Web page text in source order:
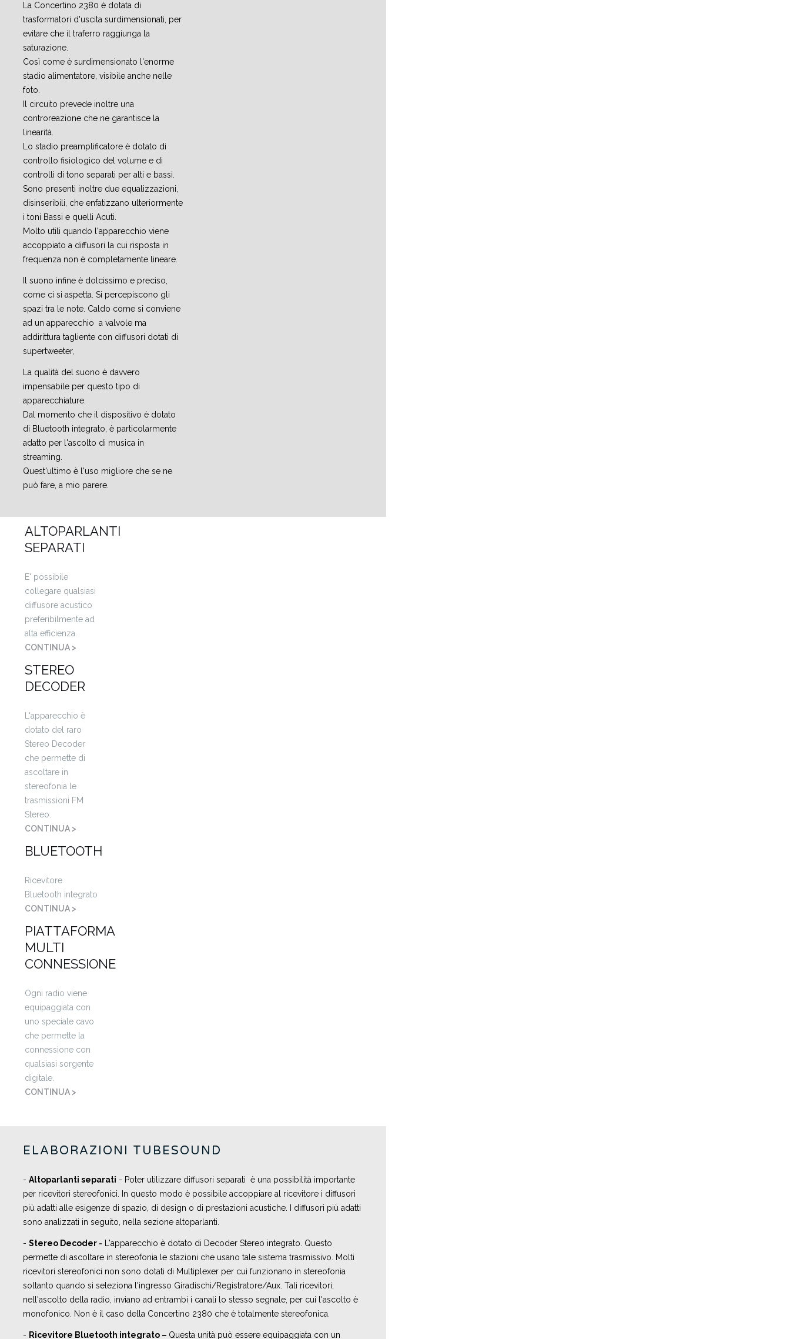
La Concertino 2380 è dotata di
trasformatori d'uscita surdimensionati, per
evitare che il traferro raggiunga la
saturazione.
Così come è surdimensionato l'enorme
stadio alimentatore, visibile anche nelle
foto.
Il circuito prevede inoltre una
controreazione che ne garantisce la
linearità.
Lo stadio preamplificatore è dotato di
controllo fisiologico del volume e di
controlli di tono separati per alti e bassi.
Sono presenti inoltre due equalizzazioni,
disinseribili, che enfatizzano ulteriormente
i toni Bassi e quelli Acuti.
Molto utili quando l'apparecchio viene
accoppiato a diffusori la cui risposta in
frequenza non è completamente lineare.
Il suono infine è dolcissimo e preciso,
come ci si aspetta. Si percepiscono gli
spazi tra le note. Caldo come si conviene
ad un apparecchio a valvole ma
addirittura tagliente con diffusori dotati di
supertweeter,
La qualità del suono è davvero
impensabile per questo tipo di
apparecchiature.
Dal momento che il dispositivo è dotato
di Bluetooth integrato, è particolarmente
adatto per l'ascolto di musica in
streaming.
Quest'ultimo è l'uso migliore che se ne
può fare, a mio parere.
ALTOPARLANTI
SEPARATI
E' possibile
collegare qualsiasi
diffusore acustico
preferibilmente ad
alta efficienza.
CONTINUA >
STEREO
DECODER
L'apparecchio è
dotato del raro
Stereo Decoder
che permette di
ascoltare in
stereofonia le
trasmissioni FM
Stereo.
CONTINUA >
BLUETOOTH
Ricevitore
Bluetooth integrato
CONTINUA >
PIATTAFORMA
MULTI
CONNESSIONE
Ogni radio viene
equipaggiata con
uno speciale cavo
che permette la
connessione con
qualsiasi sorgente
digitale.
CONTINUA >
ELABORAZIONI TUBESOUND
- Altoparlanti separati - Poter utilizzare diffusori separati è una possibilità importante
per ricevitori stereofonici. In questo modo è possibile accoppiare al ricevitore i diffusori
più adatti alle esigenze di spazio, di design o di prestazioni acustiche. I diffusori più adatti
sono analizzati in seguito, nella sezione altoparlanti.
- Stereo Decoder - L'apparecchio è dotato di Decoder Stereo integrato. Questo
permette di ascoltare in stereofonia le stazioni che usano tale sistema trasmissivo. Molti
ricevitori stereofonici non sono dotati di Multiplexer per cui funzionano in stereofonia
soltanto quando si seleziona l'ingresso Giradischi/Registratore/Aux. Tali ricevitori,
nell'ascolto della radio, inviano ad entrambi i canali lo stesso segnale, per cui l'ascolto è
monofonico. Non è il caso della Concertino 2380 che è totalmente stereofonica.
- Ricevitore Bluetooth integrato – Questa unità può essere equipaggiata con un